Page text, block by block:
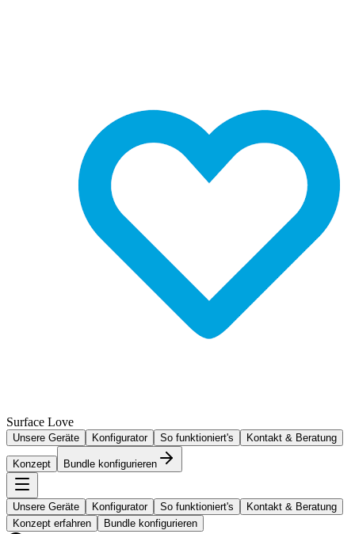
Surface Love
Unsere Geräte Konfigurator So funktioniert's Kontakt & Beratung
Konzept Bundle konfigurieren
Unsere Geräte Konfigurator So funktioniert's
Kontakt & Beratung
Konzept erfahren
Bundle konfigurieren